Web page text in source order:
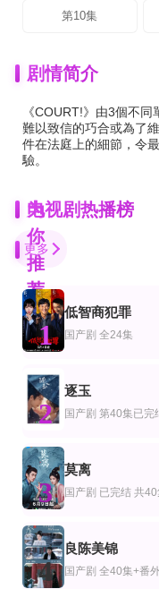
第10集
剧情简介
《COURT!》由3個不
難以致信的巧合或為了
件在法庭上的細節，令
驗。
为
你
推
荐
全集
离开后才知道我锋芒毕露吗
全集
嫁给前夫的上司后
第6集完结
不良伴侣第一季
已完结
武侠帝女花国语
全集
别惹那个保安
已完结 共25集
我家无难事
全集
重启流年，予她万顷星光
马奕骁＆邓琳钰
第5集
夜之路标围绕某嫌疑人的
吉冈秀隆,野田洋次郎,泷内
全集
捡的乞丐老公是条龙
李木扬＆铭汐
第6集完结
九零年代
Mouli,Sivaji,Vasuki
全集
仰止与乐
李汐溦＆马骁凡
全集
抄家前，小奶包搬空京
王百合&舒浩
电视剧热播榜
更多
1
低智商犯罪
国产剧 全24集
2
逐玉
国产剧 第40集已完
3
莫离
国产剧 已完结 共40
4
良陈美锦
国产剧 全40集+番